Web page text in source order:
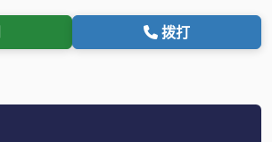
拨打